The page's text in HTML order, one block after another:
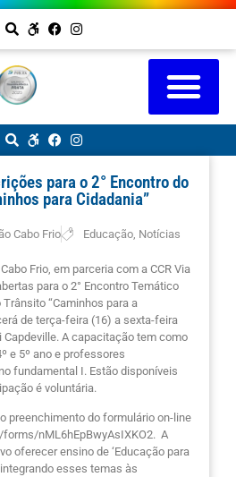
para o 2° Encontro do
para Cidadania”
Cabo Frio Educação Notícias
Frio, em parceria com a CCR Via
para o 2° Encontro Temático
“Caminhos para a
de terça-feira (16) a sexta-feira
A capacitação tem como
e 5º ano e professores
fundamental I. Estão disponíveis
é voluntária.
preenchimento do formulário on-line
nML6hEpBwyAsIXKO2. A
oferecer ensino de ‘Educação para
integrando esses temas às